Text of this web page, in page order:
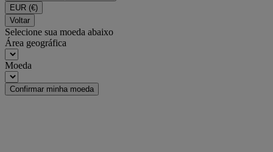
EUR (€)
Voltar
Selecione sua moeda abaixo
Área geográfica
Moeda
Confirmar minha moeda